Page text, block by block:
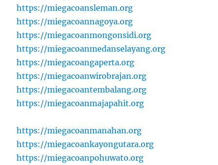
https://miegacoansleman.org
https://miegacoannagoya.org
https://miegacoanmongonsidi.org
https://miegacoanmedanselayang.org
https://miegacoangaperta.org
https://miegacoanwirobrajan.org
https://miegacoantembalang.org
https://miegacoanmajapahit.org
https://miegacoanmanahan.org
https://miegacoankayongutara.org
https://miegacoanpohuwato.org